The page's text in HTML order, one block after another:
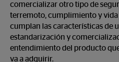
comercializar otro tipo de
terremoto, cumplimiento y
cumplan las características de
estandarización y
entendimiento del producto
va a adquirir.